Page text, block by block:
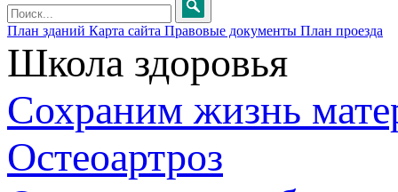
План зданий Карта сайта Правовые документы План проезда
Школа здоровья
Сохраним жизнь
Остеоартроз